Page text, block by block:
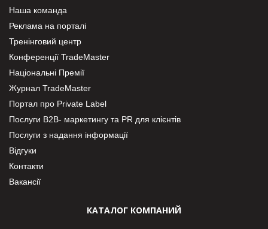
Наша команда
Реклама на порталі
Тренінговий центр
Конференції TradeMaster
Національні Премії
Журнал TradeMaster
Портал про Private Label
Послуги В2В- маркетингу та PR для клієнтів
Послуги з надання інформації
Відгуки
Контакти
Вакансії
КАТАЛОГ КОМПАНИЙ